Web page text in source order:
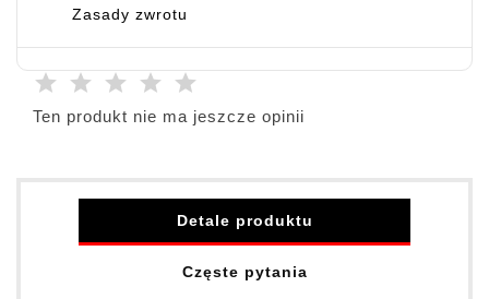
Zasady zwrotu
Ten produkt nie ma jeszcze opinii
Detale produktu
Częste pytania